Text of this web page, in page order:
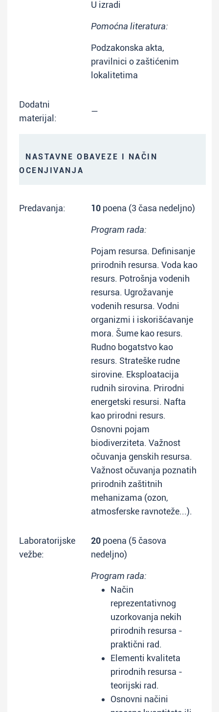
U izradi
Pomoćna literatura:
Podzakonska akta,
pravilnici o zaštićenim
lokalitetima
Dodatni
materijal:
—
NASTAVNE OBAVEZE I NAČIN
OCENJIVANJA
Predavanja: 10 poena (3 časa nedeljno)
Program rada:
Pojam resursa. Definisanje
prirodnih resursa. Voda kao
resurs. Potrošnja vodenih
resursa. Ugrožavanje
vodenih resursa. Vodni
organizmi i iskorišćavanje
mora. Šume kao resurs.
Rudno bogatstvo kao
resurs. Strateške rudne
sirovine. Eksploatacija
rudnih sirovina. Prirodni
energetski resursi. Nafta
kao prirodni resurs.
Osnovni pojam
biodiverziteta. Važnost
očuvanja genskih resursa.
Važnost očuvanja poznatih
prirodnih zaštitnih
mehanizama (ozon,
atmosferske ravnoteže...).
Laboratorijske
vežbe:
20 poena (5 časova
nedeljno)
Program rada:
Način
reprezentativnog
uzorkovanja nekih
prirodnih resursa -
praktični rad.
Elementi kvaliteta
prirodnih resursa -
teorijski rad.
Osnovni načini